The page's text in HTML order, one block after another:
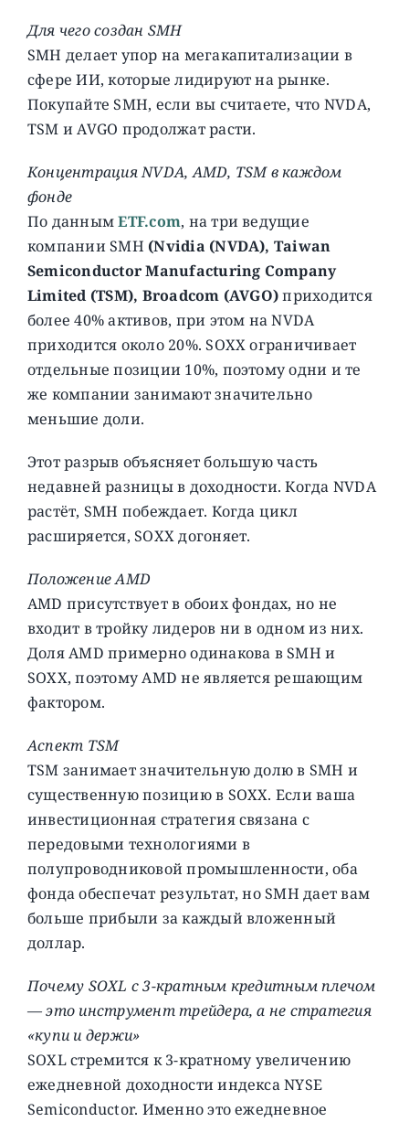
Для чего создан SMH
SMH делает упор на мегакапитализации в
сфере ИИ, которые лидируют на рынке.
Покупайте SMH, если вы считаете, что NVDA,
TSM и AVGO продолжат расти.
Концентрация NVDA, AMD, TSM в каждом
фонде
По даннымETF.com, на три ведущие
компании SMH (Nvidia (NVDA), Taiwan
Semiconductor Manufacturing Company
Limited (TSM), Broadcom (AVGO)приходится
более 40% активов, при этом на NVDA
приходится около 20%. SOXX ограничивает
отдельные позиции 10%, поэтому одни и те
же компании занимают значительно
меньшие доли.
Этот разрыв объясняет большую часть
недавней разницы в доходности. Когда NVDA
растёт, SMH побеждает. Когда цикл
расширяется, SOXX догоняет.
Положение AMD
AMD присутствует в обоих фондах, но не
входит в тройку лидеров ни в одном из них.
Доля AMD примерно одинакова в SMH и
SOXX, поэтому AMD не является решающим
фактором.
Аспект TSM
TSM занимает значительную долю в SMH и
существенную позицию в SOXX. Если ваша
инвестиционная стратегия связана с
передовыми технологиями в
полупроводниковой промышленности, оба
фонда обеспечат результат, но SMH дает вам
больше прибыли за каждый вложенный
доллар.
Почему SOXL с 3-кратным кредитным плечом
— это инструмент трейдера, а не стратегия
«купи и держи»
SOXL стремится к 3-кратному увеличению
ежедневной доходности индекса NYSE
Semiconductor. Именно это ежедневное